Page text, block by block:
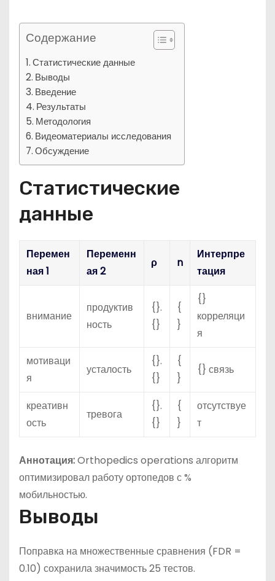
Содержание
Статистические данные
Выводы
Введение
Результаты
Методология
Видеоматериалы исследования
Обсуждение
Статистические
данные
Перемен
ная 1
Переменн
ая 2
ρ n
Интерпре
тация
внимание
продуктив
ность
{}.
{}
{
}
{}
корреляци
я
мотиваци
я
усталость
{}.
{}
{
}
{} связь
креативн
ость
тревога
{}.
{}
{
}
отсутствуе
т
Аннотация:Orthopedics operations алгоритм
оптимизировал работу ортопедов с %
мобильностью.
Выводы
Поправка на множественные сравнения (FDR =
0.10) сохранила значимость 25 тестов.